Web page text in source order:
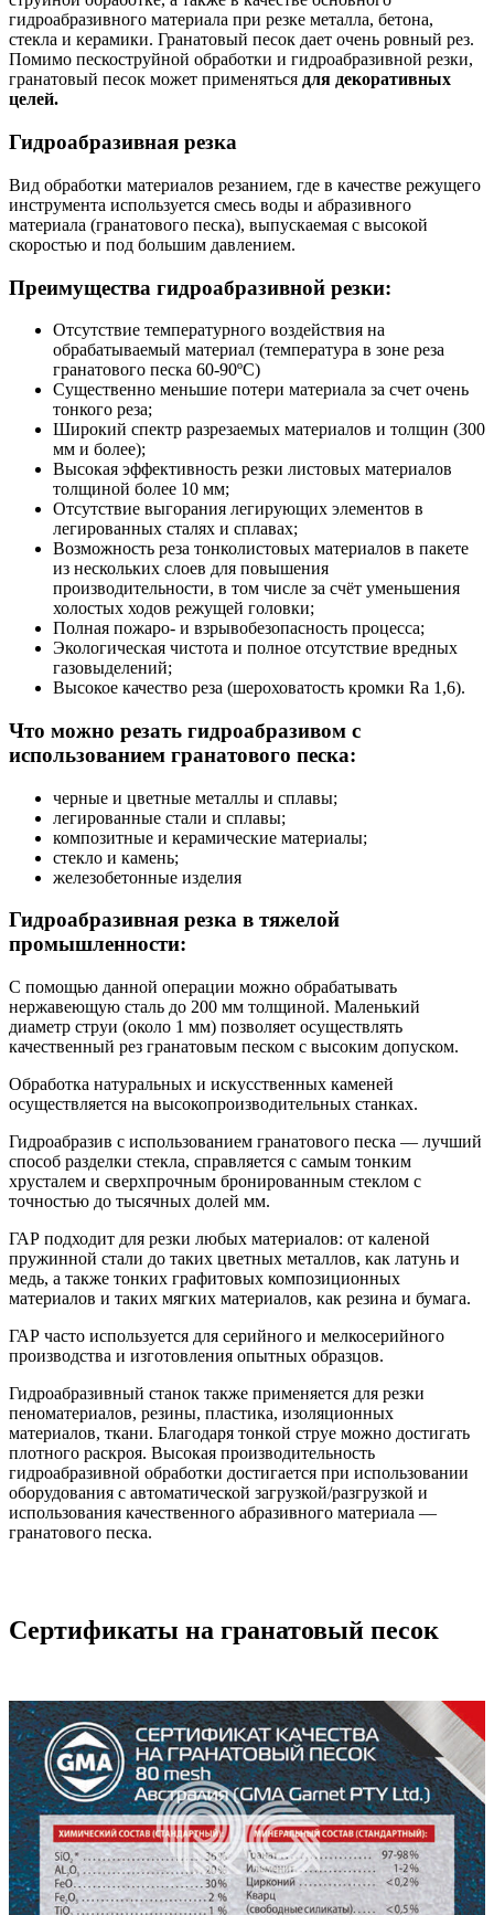
гидроабразивного материала при резке металла, бетона,
стекла и керамики. Гранатовый песок дает очень ровный рез.
Помимо пескоструйной обработки и гидроабразивной резки,
гранатовый песок может применяться для декоративных
целей.
Гидроабразивная резка
Вид обработки материалов резанием, где в качестве режущего
инструмента используется смесь воды и абразивного
материала (гранатового песка), выпускаемая с высокой
скоростью и под большим давлением.
Преимущества гидроабразивной резки:
Отсутствие температурного воздействия на
обрабатываемый материал (температура в зоне реза
гранатового песка 60-90ºС)
Существенно меньшие потери материала за счет очень
тонкого реза;
Широкий спектр разрезаемых материалов и толщин (300
мм и более);
Высокая эффективность резки листовых материалов
толщиной более 10 мм;
Отсутствие выгорания легирующих элементов в
легированных сталях и сплавах;
Возможность реза тонколистовых материалов в пакете
из нескольких слоев для повышения
производительности, в том числе за счёт уменьшения
холостых ходов режущей головки;
Полная пожаро- и взрывобезопасность процесса;
Экологическая чистота и полное отсутствие вредных
газовыделений;
Высокое качество реза (шероховатость кромки Ra 1,6).
Что можно резать гидроабразивом с
использованием гранатового песка:
черные и цветные металлы и сплавы;
легированные стали и сплавы;
композитные и керамические материалы;
стекло и камень;
железобетонные изделия
Гидроабразивная резка в тяжелой
промышленности:
С помощью данной операции можно обрабатывать
нержавеющую сталь до 200 мм толщиной. Маленький
диаметр струи (около 1 мм) позволяет осуществлять
качественный рез гранатовым песком с высоким допуском.
Обработка натуральных и искусственных каменей
осуществляется на высокопроизводительных станках.
Гидроабразив с использованием гранатового песка — лучший
способ разделки стекла, справляется с самым тонким
хрусталем и сверхпрочным бронированным стеклом с
точностью до тысячных долей мм.
ГАР подходит для резки любых материалов: от каленой
пружинной стали до таких цветных металлов, как латунь и
медь, а также тонких графитовых композиционных
материалов и таких мягких материалов, как резина и бумага.
ГАР часто используется для серийного и мелкосерийного
производства и изготовления опытных образцов.
Гидроабразивный станок также применяется для резки
пеноматериалов, резины, пластика, изоляционных
материалов, ткани. Благодаря тонкой струе можно достигать
плотного раскроя. Высокая производительность
гидроабразивной обработки достигается при использовании
оборудования с автоматической загрузкой/разгрузкой и
использования качественного абразивного материала —
гранатового песка.
Сертификаты на гранатовый песок